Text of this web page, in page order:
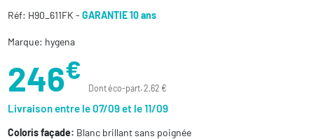
Réf: H90_611FK - GARANTIE 10 ans
Marque: hygena
246€
Dont éco-part. 2,62 €
Livraison entre le 07/09 et le 11/09
Coloris façade: Blanc brillant sans poignée